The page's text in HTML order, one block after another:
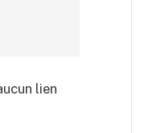
lien